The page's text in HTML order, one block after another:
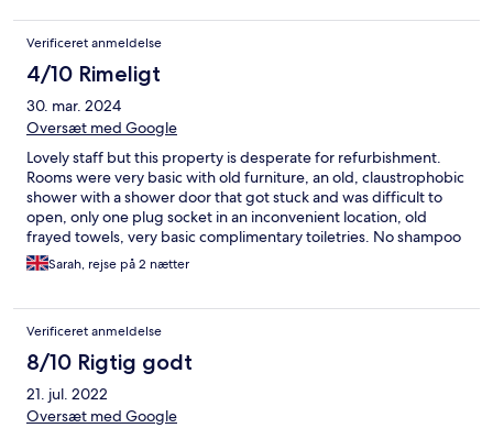
golf course there too but we didn't get a chance to play. The
mornings are beautiful.
Verificeret anmeldelse
4/10 Rimeligt
30. mar. 2024
Oversæt med Google
Lovely staff but this property is desperate for refurbishment.
Rooms were very basic with old furniture, an old, claustrophobic
shower with a shower door that got stuck and was difficult to
open, only one plug socket in an inconvenient location, old
frayed towels, very basic complimentary toiletries. No shampoo
or conditioner. The breakfast is not good at all. Extremely limited
choice, cold food. Managed to grab some toast. It doesn’t live
was comfortable and the pool was lovely and clean. It was such a
shame there were only 3 old, rickety, uncomfortable sunbeds
around the pool and a few tables and chairs. If you’re happy
with basic but clean then this will be good for you.
Sarah, rejse på 2 nætter
Verificeret anmeldelse
8/10 Rigtig godt
21. jul. 2022
Oversæt med Google